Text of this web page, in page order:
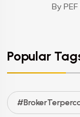
By
Popular